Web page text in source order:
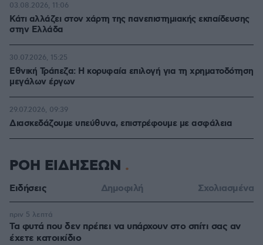
Κάτι αλλάζει στον χάρτη της πανεπιστημιακής εκπαίδευσης
στην Ελλάδα
03.08.2026, 11:06
Εθνική Τράπεζα: Η κορυφαία επιλογή για τη χρηματοδότηση
μεγάλων έργων
30.07.2026, 15:25
Διασκεδάζουμε υπεύθυνα, επιστρέφουμε με ασφάλεια
29.07.2026, 09:39
ΡΟΗ ΕΙΔΗΣΕΩΝ
Ειδήσεις Δημοφιλή Σχολιασμένα
Τα φυτά που δεν πρέπει να υπάρχουν στο σπίτι σας αν
έχετε κατοικίδιο
πριν 5 λεπτά